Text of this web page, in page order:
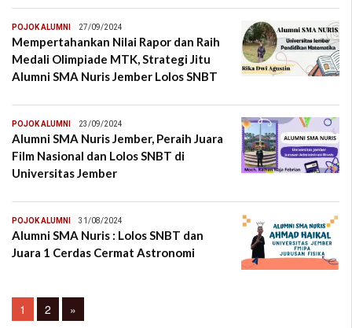
POJOK ALUMNI 27/09/2024
Mempertahankan Nilai Rapor dan Raih
Medali Olimpiade MTK, Strategi Jitu
Alumni SMA Nuris Jember Lolos SNBT
POJOK ALUMNI 23/09/2024
Alumni SMA Nuris Jember, Peraih Juara
Film Nasional dan Lolos SNBT di
Universitas Jember
POJOK ALUMNI 31/08/2024
Alumni SMA Nuris : Lolos SNBT dan
Juara 1 Cerdas Cermat Astronomi
Posts
Page
1 Page
2 »